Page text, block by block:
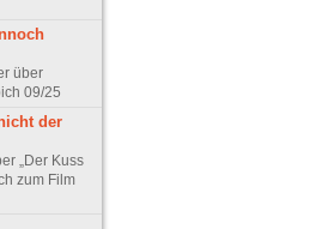
über
09/25
der
„Der Kuss
zum Film